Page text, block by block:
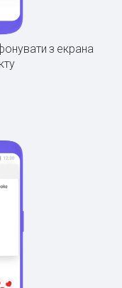
з екрана